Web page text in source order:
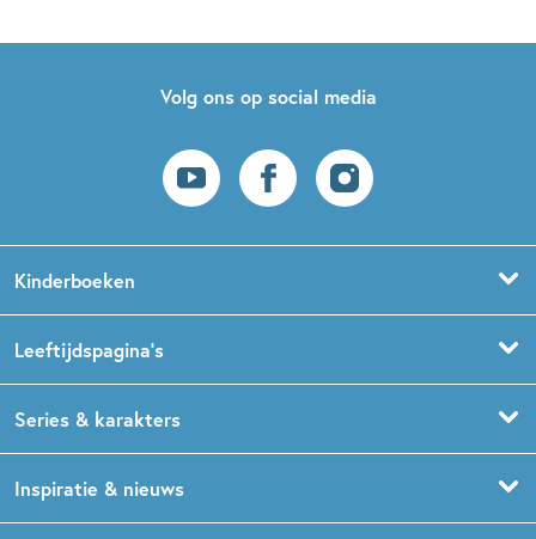
Volg ons op social media
Kinderboeken
Prentenboeken
Babyboeken
Leeftijdspagina’s
Boekentips 1,5 - 3 jaar
Series & karakters
Dog Man
Inspiratie & nieuws